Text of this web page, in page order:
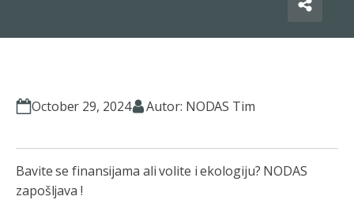
October 29, 2024 Autor: NODAS Tim
Bavite se finansijama ali volite i ekologiju? NODAS
zapošljava !